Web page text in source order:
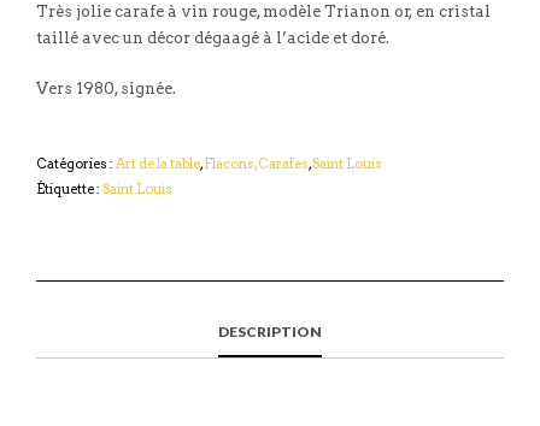
Très jolie carafe à vin rouge, modèle Trianon or, en cristal
taillé avec un décor dégaagé à l’acide et doré.
Vers 1980, signée.
Catégories : Art de la table,Flacons, Carafes,Saint Louis
Étiquette : Saint Louis
DESCRIPTION